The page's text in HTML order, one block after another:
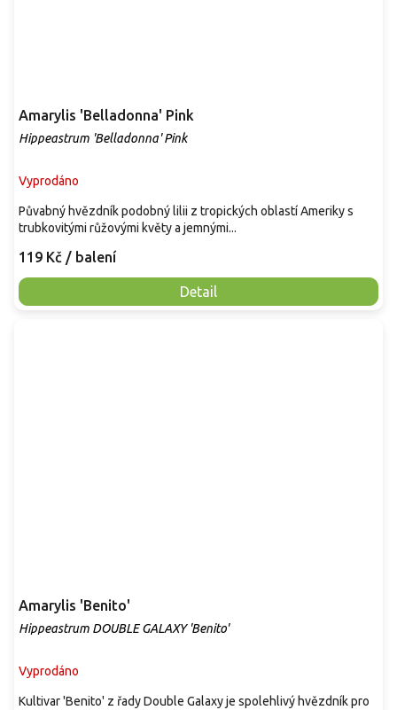
Amarylis 'Belladonna' Pink
Hippeastrum 'Belladonna' Pink
Vyprodáno
119 Kč / balení
Detail
Půvabný hvězdník podobný lilii z tropických oblastí Ameriky s
trubkovitými růžovými květy a jemnými...
Amarylis 'Benito'
Hippeastrum DOUBLE GALAXY 'Benito'
Vyprodáno
Kultivar 'Benito' z řady Double Galaxy je spolehlivý hvězdník pro